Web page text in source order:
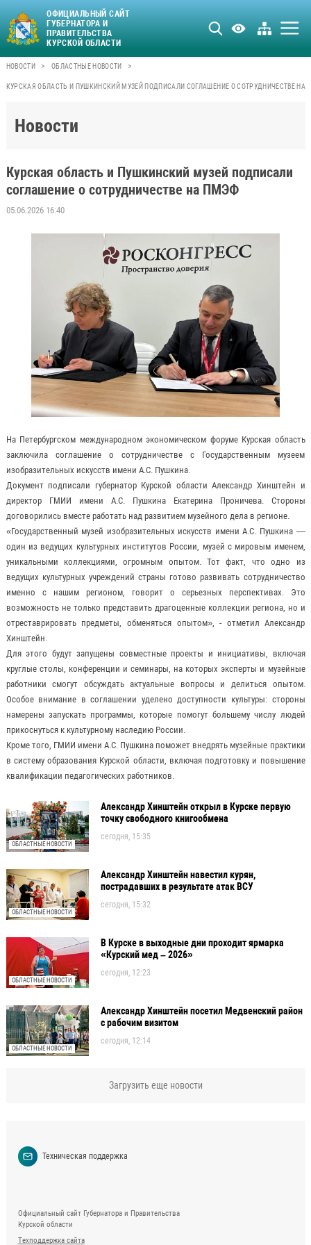
ОФИЦИАЛЬНЫЙ САЙТ
ГУБЕРНАТОРА И
ПРАВИТЕЛЬСТВА
КУРСКОЙ ОБЛАСТИ
НОВОСТИ > ОБЛАСТНЫЕ НОВОСТИ >
КУРСКАЯ ОБЛАСТЬ И ПУШКИНСКИЙ МУЗЕЙ ПОДПИСАЛИ СОГЛАШЕНИЕ О СОТРУДНИЧЕСТВЕ НА
Новости
Курская область и Пушкинский музей подписали
соглашение о сотрудничестве на ПМЭФ
05.06.2026 16:40
На Петербургском международном экономическом форуме Курская область
заключила соглашение о сотрудничестве с Государственным музеем
изобразительных искусств имени А.С. Пушкина.
Документ подписали губернатор Курской области Александр Хинштейн и
директор ГМИИ имени А.С. Пушкина Екатерина Проничева. Стороны
договорились вместе работать над развитием музейного дела в регионе.
«Государственный музей изобразительных искусств имени А.С. Пушкина —
один из ведущих культурных институтов России, музей с мировым именем,
уникальными коллекциями, огромным опытом. Тот факт, что одно из
ведущих культурных учреждений страны готово развивать сотрудничество
именно с нашим регионом, говорит о серьезных перспективах. Это
возможность не только представить драгоценные коллекции региона, но и
отреставрировать предметы, обменяться опытом», - отметил Александр
Хинштейн.
Для этого будут запущены совместные проекты и инициативы, включая
круглые столы, конференции и семинары, на которых эксперты и музейные
работники смогут обсуждать актуальные вопросы и делиться опытом.
Особое внимание в соглашении уделено доступности культуры: стороны
намерены запускать программы, которые помогут большему числу людей
прикоснуться к культурному наследию России.
Кроме того, ГМИИ имени А.С. Пушкина поможет внедрять музейные практики
в систему образования Курской области, включая подготовку и повышение
квалификации педагогических работников.
ОБЛАСТНЫЕ НОВОСТИ
Александр Хинштейн открыл в Курске первую
точку свободного книгообмена
сегодня, 15:35
ОБЛАСТНЫЕ НОВОСТИ
Александр Хинштейн навестил курян,
пострадавших в результате атак ВСУ
сегодня, 15:32
ОБЛАСТНЫЕ НОВОСТИ
В Курске в выходные дни проходит ярмарка
«Курский мед – 2026»
сегодня, 12:23
ОБЛАСТНЫЕ НОВОСТИ
Александр Хинштейн посетил Медвенский район
с рабочим визитом
сегодня, 12:14
Загрузить еще новости
Техническая поддержка
Официальный сайт Губернатора и Правительства
Курской области
Техподдержка сайта